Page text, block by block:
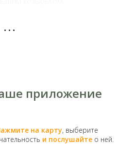
киевского метро
...
приложение
на карту, выберите
и послушайте о ней.